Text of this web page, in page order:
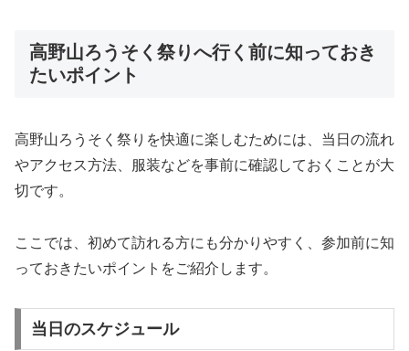
高野山ろうそく祭りへ行く前に知っておき
たいポイント
高野山ろうそく祭りを快適に楽しむためには、当日の流れ
やアクセス方法、服装などを事前に確認しておくことが大
切です。
ここでは、初めて訪れる方にも分かりやすく、参加前に知
っておきたいポイントをご紹介します。
当日のスケジュール